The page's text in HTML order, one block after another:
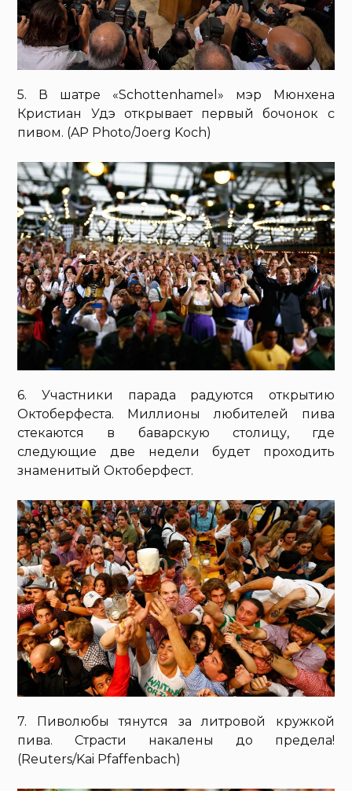
5. В шатре «Schottenhamel» мэр Мюнхена
Кристиан Удэ открывает первый бочонок с
пивом. (AP Photo/Joerg Koch)
6. Участники парада радуются открытию
Октоберфеста. Миллионы любителей пива
стекаются в баварскую столицу, где
следующие две недели будет проходить
знаменитый Октоберфест.
7. Пиволюбы тянутся за литровой кружкой
пива. Страсти накалены до предела!
(Reuters/Kai Pfaffenbach)